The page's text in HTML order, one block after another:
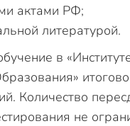
актами РФ;
литературой.
в
Количество
не